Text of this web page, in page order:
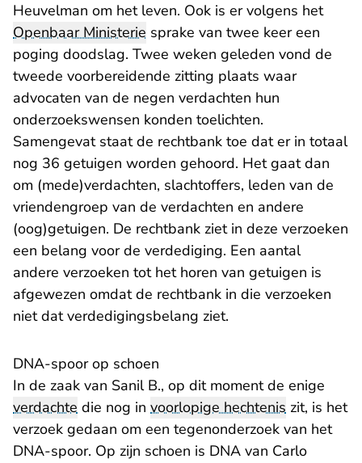
Heuvelman om het leven. Ook is er volgens het
Openbaar Ministerie sprake van twee keer een
poging doodslag. Twee weken geleden vond de
tweede voorbereidende zitting plaats waar
advocaten van de negen verdachten hun
onderzoekswensen konden toelichten.
Samengevat staat de rechtbank toe dat er in totaal
nog 36 getuigen worden gehoord. Het gaat dan
om (mede)verdachten, slachtoffers, leden van de
vriendengroep van de verdachten en andere
(oog)getuigen. De rechtbank ziet in deze verzoeken
een belang voor de verdediging. Een aantal
andere verzoeken tot het horen van getuigen is
afgewezen omdat de rechtbank in die verzoeken
niet dat verdedigingsbelang ziet.
DNA-spoor op schoen
In de zaak van Sanil B., op dit moment de enige
verdachte die nog in voorlopige hechtenis zit, is het
verzoek gedaan om een tegenonderzoek van het
DNA-spoor. Op zijn schoen is DNA van Carlo